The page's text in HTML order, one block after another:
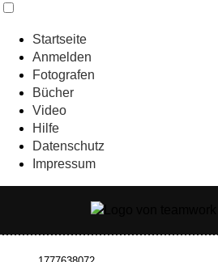
Startseite
Anmelden
Fotografen
Bücher
Video
Hilfe
Datenschutz
Impressum